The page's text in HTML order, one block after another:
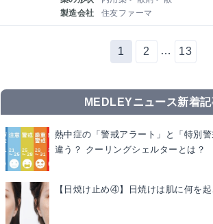
製造会社
住友ファーマ
1 2 … 13
MEDLEYニュース新着
熱中症の「警戒アラート」と「特別
違う？ クーリングシェルターとは？
【日焼け止め④】日焼けは肌に何を起